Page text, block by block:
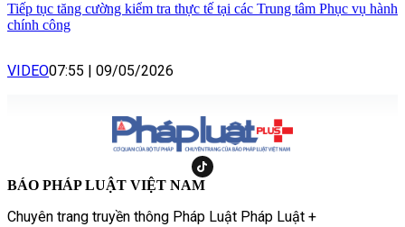
Tiếp tục tăng cường kiểm tra thực tế tại các Trung tâm Phục vụ hành
chính công
VIDEO07:55 | 09/05/2026
BÁO PHÁP LUẬT VIỆT NAM
Chuyên trang truyền thông Pháp Luật Pháp Luật +